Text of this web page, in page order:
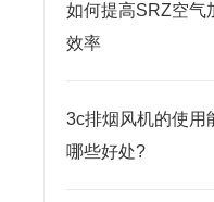
如何提高SRZ空气
效率
3c排烟风机的使用
哪些好处?